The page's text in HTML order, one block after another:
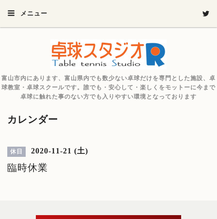
メニュー
富山市内にあります、富山県内でも数少ない卓球だけを専門とした施設、卓
球教室・卓球スクールです。誰でも・安心して・楽しくをモットーに今まで
卓球に触れた事のない方でも入りやすい環境となっております
カレンダー
休日 2020-11-21 (土)
臨時休業